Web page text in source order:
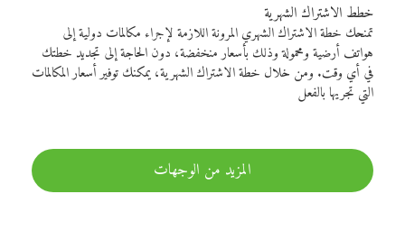
خطط الاشتراك الشهرية
تمنحك خطة الاشتراك الشهري المرونة اللازمة لإجراء مكالمات دولية إلى
هواتف أرضية ومحمولة وذلك بأسعار منخفضة، دون الحاجة إلى تجديد خطتك
في أي وقت. ومن خلال خطة الاشتراك الشهرية، يمكنك توفير أسعار المكالمات
التي تجريها بالفعل
المزيد من الوجهات